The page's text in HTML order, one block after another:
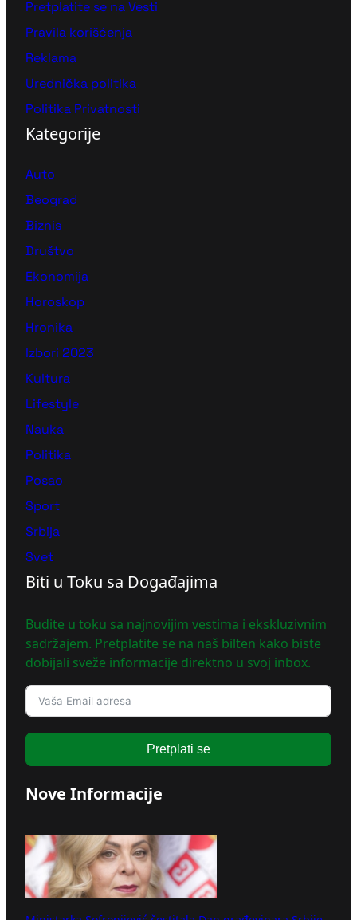
Pretplatite se na Vesti
Pravila korišćenja
Reklama
Urednička politika
Politika Privatnosti
Kategorije
Auto
Beograd
Biznis
Društvo
Ekonomija
Horoskop
Hronika
Izbori 2023
Kultura
Lifestyle
Nauka
Politika
Posao
Sport
Srbija
Svet
Biti u Toku sa Događajima
Budite u toku sa najnovijim vestima i ekskluzivnim
sadržajem. Pretplatite se na naš bilten kako biste
dobijali sveže informacije direktno u svoj inbox.
Pretplati se
Nove Informacije